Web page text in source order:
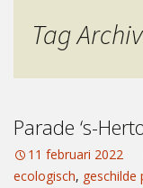
Tag
Parade ‘s-
11 februari 2022
ecologisch, geschilde